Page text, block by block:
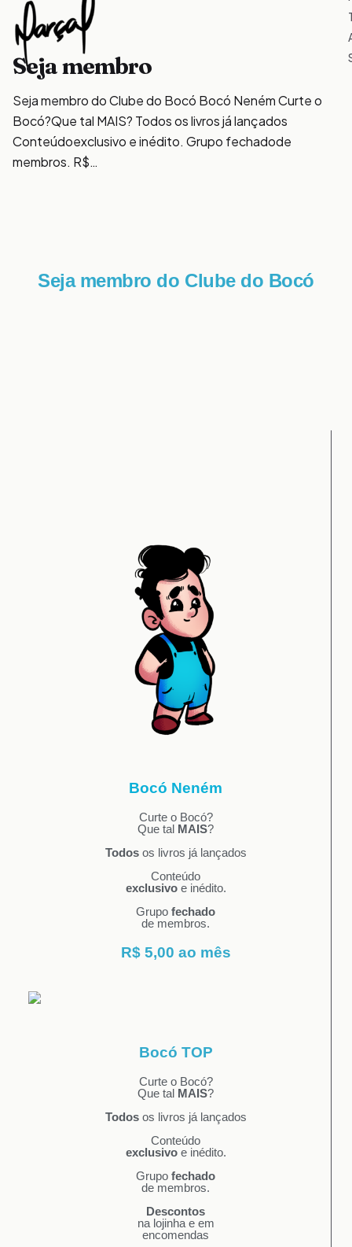
Seja membro
Seja membro do Clube do Bocó Bocó Neném Curte o
Bocó?Que tal MAIS? Todos os livros já lançados
Conteúdoexclusivo e inédito. Grupo fechadode
membros. R$…
Seja membro do Clube do Bocó
Bocó Neném
Curte o Bocó?
Que tal MAIS?
Todosos livros já lançados
Conteúdo
exclusivoe inédito.
Grupo fechado
de membros.
R$ 5,00 ao mês
Bocó TOP
Curte o Bocó?
Que tal MAIS?
Todosos livros já lançados
Conteúdo
exclusivoe inédito.
Grupo fechado
de membros.
Descontos
na lojinha e em
encomendas